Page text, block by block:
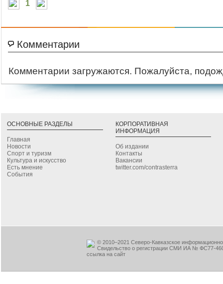
1
Комментарии
Комментарии загружаются. Пожалуйста,
ОСНОВНЫЕ РАЗДЕЛЫ
Главная
Новости
Спорт и туризм
Культура и искусство
Есть мнение
События
КОРПОРАТИВНАЯ
ИНФОРМАЦИЯ
Об издании
Контакты
Вакансии
twitter.com/contrasterra
© 2010–2021 Северо-Кавказское
Свидельство о регистрации СМИ ИА № ФС77-
ссылка на сайт